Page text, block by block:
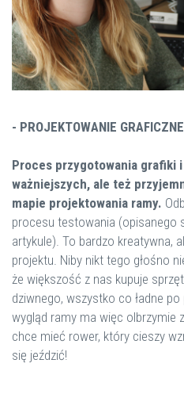
- PROJEKTOWANIE
Proces przygotowania grafiki
ważniejszych, ale też
mapie projektowania ramy.
procesu testowania (opisanego
artykule). To bardzo kreatywna,
projektu. Niby nikt tego głośno
że większość z nas kupuje
dziwnego, wszystko co ładne
wygląd ramy ma więc olbrzymie
chce mieć rower, który cieszy
się jeździć!